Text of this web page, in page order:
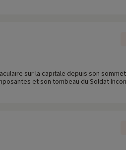
sur la capitale depuis son
et son tombeau du Soldat